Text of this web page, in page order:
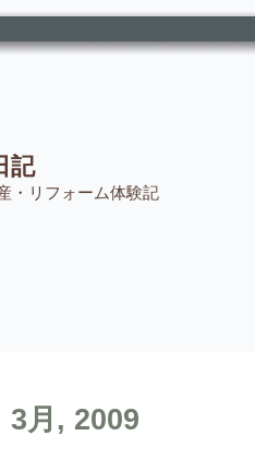
記
・リフォーム体験記
3月, 2009